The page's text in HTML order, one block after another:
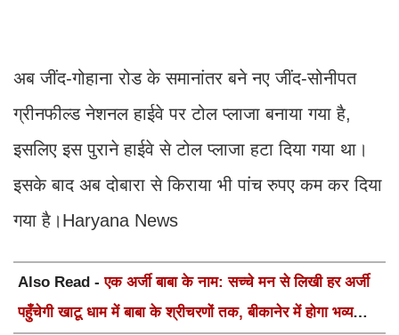
अब जींद-गोहाना रोड के समानांतर बने नए जींद-सोनीपत
ग्रीनफील्ड नेशनल हाईवे पर टोल प्लाजा बनाया गया है,
इसलिए इस पुराने हाईवे से टोल प्लाजा हटा दिया गया था।
इसके बाद अब दोबारा से किराया भी पांच रुपए कम कर दिया
गया है।Haryana News
Also Read -एक अर्जी बाबा के नाम: सच्चे मन से लिखी हर अर्जी
पहुँचेगी खाटू धाम में बाबा के श्रीचरणों तक, बीकानेर में होगा भव्य